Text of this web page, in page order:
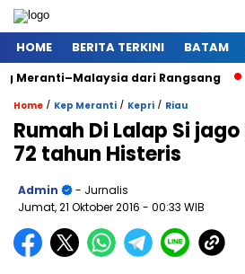
HOME BERITA TERKINI BATAM
dari Rangsang
Home / Kep Meranti / Kepri / Riau
Rumah Di Lalap Si
72 tahun Histeris
Admin
- Jurnalis
Jumat, 21 Oktober 2016 - 00:33 WIB